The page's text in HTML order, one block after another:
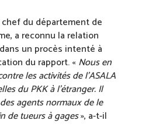
du département de
a reconnu la relation
un procès intenté à
du rapport. «Nous en
les activités de l’ASALA
du PKK à l’étranger. Il
agents normaux de le
de tueurs à gages», a-t-il